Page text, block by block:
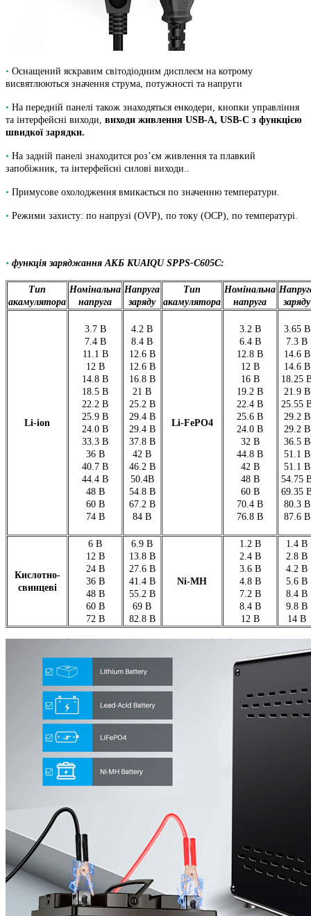
• Оснащений яскравим світодіодним дисплеєм на котрому
висвятлюються значення струма, потужності та напруги
• На передній панелі також знаходяться енкодери, кнопки управління
та інтерфейсні виходи, виходи живлення USB-A, USB-C з функцією
швидкої зарядки.
• На задній панелі знаходится роз’єм живлення та плавкий
запобіжник, та інтерфейсні силові виходи..
• Примусове охолодження вмикається по значенню температури.
• Режими захисту: по напрузі (OVP), по току (OСP), по температурі.
• функція заряджання АКБ KUAIQU SPPS-C605С:
Тип
акамулятора
Номінальна
напруга
Напруга
заряду
Тип
акамулятора
Номінальна
напруга
заряду
Li-ion
3.7 В
7.4 В
11.1 В
12 В
14.8 В
18.5 В
22.2 В
25.9 В
24.0 В
33.3 В
36 В
40.7 В
44.4 В
48 В
60 В
74 В
4.2 В
8.4 В
12.6 В
12.6 В
16.8 В
21 В
25.2 В
29.4 В
29.4 В
37.8 В
42 В
46.2 В
50.4В
54.8 В
67.2 В
84 В
Li-FePO4
3.2 В
6.4 В
12.8 В
12 В
16 В
19.2 В
22.4 В
25.6 В
24.0 В
32 В
44.8 В
42 В
48 В
60 В
70.4 В
76.8 В
3.65 В
7.3 В
14.6 В
14.6 В
18.25
21.9 В
25.55
29.2 В
29.2 В
36.5 В
51.1 В
51.1 В
54.75
69.35
80.3 В
87.6 В
Кислотно-
свинцеві
6 В
12 В
24 В
36 В
48 В
60 В
72 В
6.9 В
13.8 В
27.6 В
41.4 В
55.2 В
69 В
82.8 В
Ni-MH
1.2 В
2.4 В
3.6 В
4.8 В
7.2 В
8.4 В
12 В
1.4 В
2.8 В
4.2 В
5.6 В
8.4 В
9.8 В
14 В